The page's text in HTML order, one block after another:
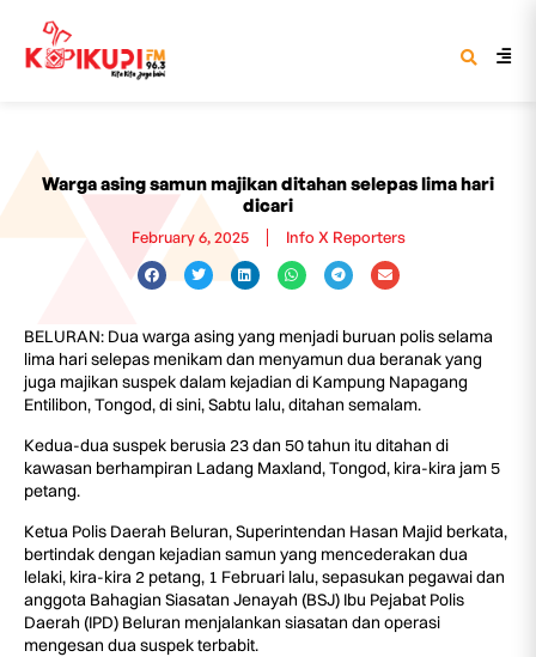
Warga asing samun majikan ditahan selepas lima hari
dicari
February 6, 2025 Info X Reporters
BELURAN: Dua warga asing yang menjadi buruan polis selama
lima hari selepas menikam dan menyamun dua beranak yang
juga majikan suspek dalam kejadian di Kampung Napagang
Entilibon, Tongod, di sini, Sabtu lalu, ditahan semalam.
Kedua-dua suspek berusia 23 dan 50 tahun itu ditahan di
kawasan berhampiran Ladang Maxland, Tongod, kira-kira jam 5
petang.
Ketua Polis Daerah Beluran, Superintendan Hasan Majid berkata,
bertindak dengan kejadian samun yang mencederakan dua
lelaki, kira-kira 2 petang, 1 Februari lalu, sepasukan pegawai dan
anggota Bahagian Siasatan Jenayah (BSJ) Ibu Pejabat Polis
Daerah (IPD) Beluran menjalankan siasatan dan operasi
mengesan dua suspek terbabit.